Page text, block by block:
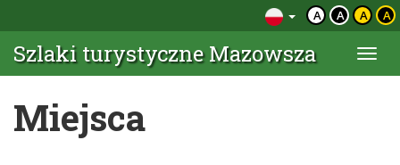
A A A A
Szlaki turystyczne Mazowsza
Miejsca